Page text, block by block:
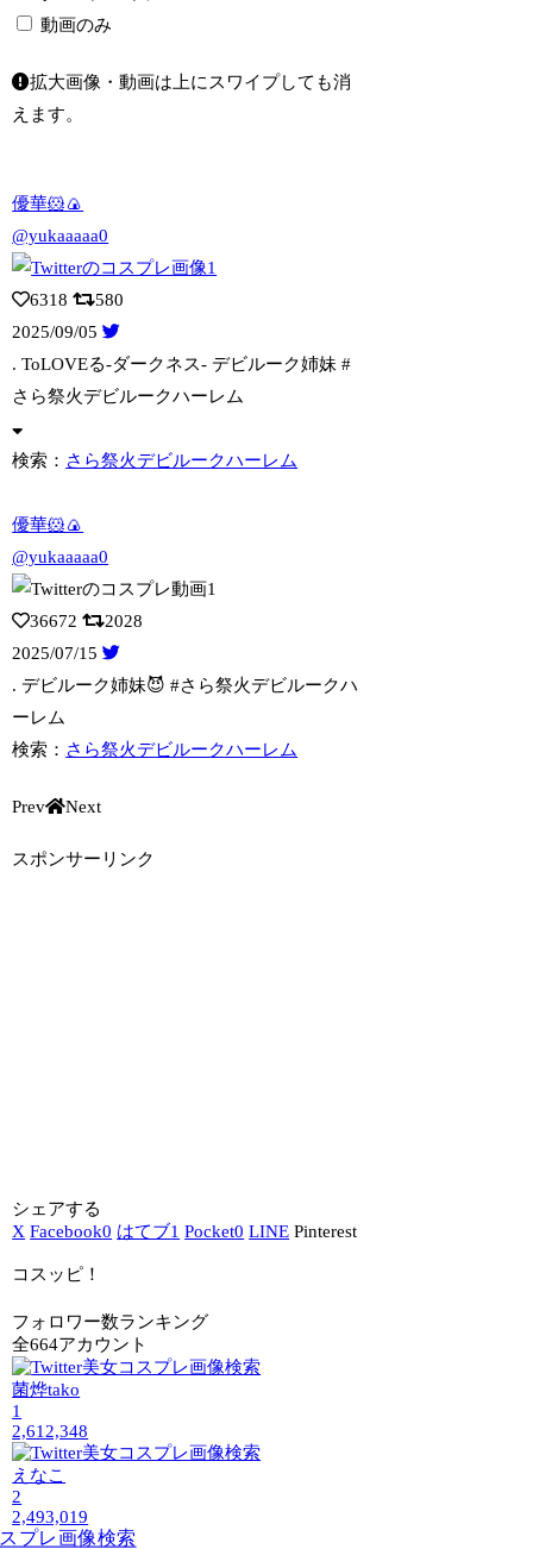
動画のみ
拡大画像・動画は上にスワイプしても消
えます。
優華🐹🍙
@yukaaaaa0
6318
580
2025/09/05
. ToLOVEる-ダークネス- デビルーク姉妹 #
さら祭火デビルークハーレム
検索： さら祭火デビルークハーレム
優華🐹🍙
@yukaaaaa0
36672
2028
2025/07/15
. デビルーク姉妹😈 #さら祭火デビルークハ
ーレム
検索： さら祭火デビルークハーレム
Prev Next
スポンサーリンク
シェアする
X Facebook0 はてブ1 Pocket0 LINE Pinterest
コスッピ！
フォロワー数ランキング
全664アカウント
菌烨tako
1
2,612,348
えなこ
2
2,493,019